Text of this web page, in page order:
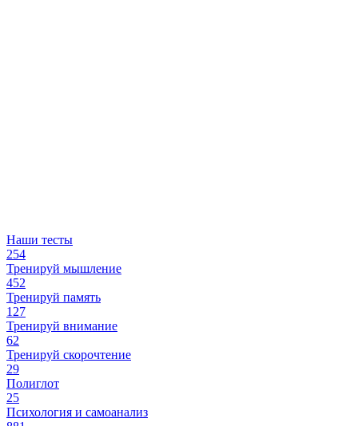
Наши тесты
254
Тренируй мышление
452
Тренируй память
127
Тренируй внимание
62
Тренируй скорочтение
29
Полиглот
25
Психология и самоанализ